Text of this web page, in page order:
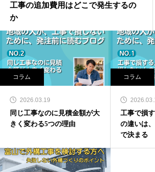
工事の追加費用はどこで発生するの
か
コラム
2026.03.19
同じ工事なのに見積金額が大
きく変わる5つの理由
コラム
工事で損
の違いは
で決まる